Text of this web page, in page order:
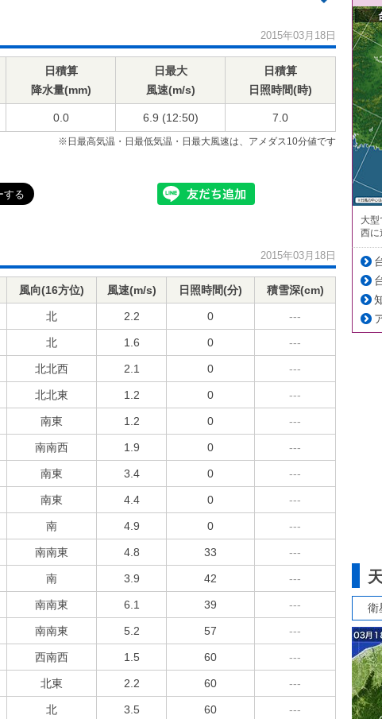
2015年03月18日
日積算
降水量(mm)
日最大
風速(m/s)
日積算
日照時間(時)
0.0 6.9 (12:50) 7.0
※日最高気温・日最低気温・日最大風速は、アメダス10分値です
2015年03月18日
風向(16方位) 風速(m/s) 日照時間(分) 積雪深(cm)
北 2.2 0 ---
北 1.6 0 ---
北北西 2.1 0 ---
北北東 1.2 0 ---
南東 1.2 0 ---
南南西 1.9 0 ---
南東 3.4 0 ---
南東 4.4 0 ---
南 4.9 0 ---
南南東 4.8 33 ---
南 3.9 42 ---
南南東 6.1 39 ---
南南東 5.2 57 ---
西南西 1.5 60 ---
北東 2.2 60 ---
北 3.5 60 ---
大
西に
衛